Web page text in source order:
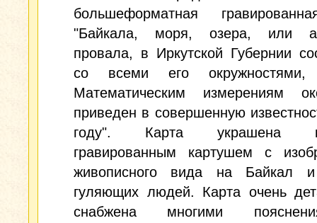
большеформатная
"Байкала, моря, озера, или
провала, в Иркутской Губернии
со всеми его окружностями,
Математическим измерениям
приведен в совершенную
году". Карта украшена
гравированным картушем с
живописного вида на Байкал и
гуляющих людей. Карта очень
снабжена многими